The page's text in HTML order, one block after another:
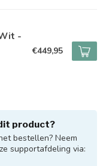
-
€449,95
product?
bestellen? Neem
supportafdeling via: